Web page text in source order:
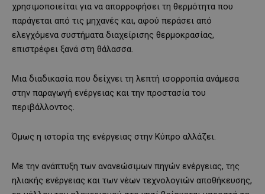
χρησιμοποιείται για να απορροφήσει τη θερμότητα που
παράγεται από τις μηχανές και, αφού περάσει από
ελεγχόμενα συστήματα διαχείρισης θερμοκρασίας,
επιστρέφει ξανά στη θάλασσα.
Μια διαδικασία που δείχνει τη λεπτή ισορροπία ανάμεσα
στην παραγωγή ενέργειας και την προστασία του
περιβάλλοντος.
Όμως η ιστορία της ενέργειας στην Κύπρο αλλάζει.
Με την ανάπτυξη των ανανεώσιμων πηγών ενέργειας, της
ηλιακής ενέργειας και των νέων τεχνολογιών αποθήκευσης,